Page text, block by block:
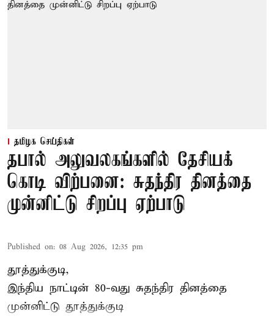
தமிழக செய்திகள்
தபால் அலுவலகங்களில் தேசியக்
கொடி விற்பனை: சுதந்திர தினத்தை
முன்னிட்டு சிறப்பு ஏற்பாடு
Published on: 08 Aug 2026, 12:35 pm
தூத்துக்குடி,
இந்திய நாட்டின் 80-வது சுதந்திர தினத்தை
முன்னிட்டு தூத்துக்குடி